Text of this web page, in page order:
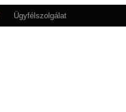
Ügyfélszolgálat